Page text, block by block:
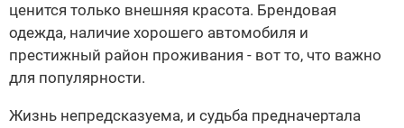
ценится только внешняя красота. Брендовая
одежда, наличие хорошего автомобиля и
престижный район проживания - вот то, что важно
для популярности.
Жизнь непредсказуема, и судьба предначертала